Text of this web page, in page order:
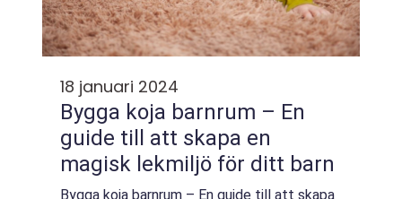
18 januari 2024
Bygga koja barnrum – En
guide till att skapa en
magisk lekmiljö för ditt barn
Bygga koja barnrum – En guide till att skapa